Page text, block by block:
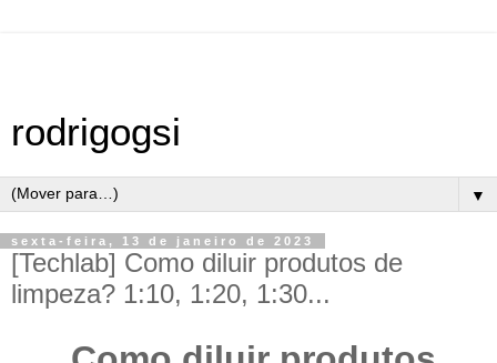
rodrigogsi
▼
sexta-feira, 13 de janeiro de 2023
[Techlab] Como diluir produtos de
limpeza? 1:10, 1:20, 1:30...